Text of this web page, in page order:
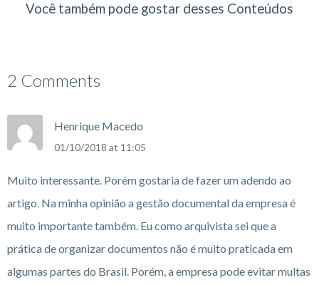
Você também pode gostar desses Conteúdos
2 Comments
Henrique Macedo
01/10/2018 at 11:05
Muito interessante. Porém gostaria de fazer um adendo ao
artigo. Na minha opinião a gestão documental da empresa é
muito importante também. Eu como arquivista sei que a
prática de organizar documentos não é muito praticada em
algumas partes do Brasil. Porém, a empresa pode evitar multas